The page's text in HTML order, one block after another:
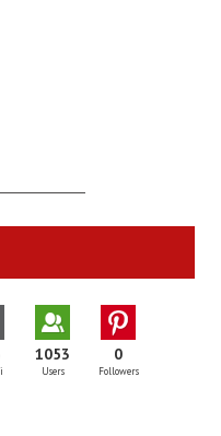
1053
Users
0
Followers